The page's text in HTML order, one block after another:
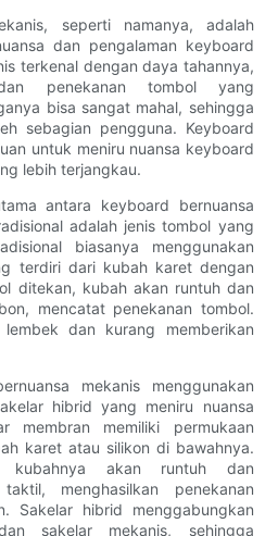
seperti namanya, adalah
dan pengalaman keyboard
terkenal dengan daya tahannya,
penekanan tombol yang
bisa sangat mahal, sehingga
sebagian pengguna. Keyboard
untuk meniru nuansa keyboard
lebih terjangkau.
antara keyboard bernuansa
adalah jenis tombol yang
biasanya menggunakan
terdiri dari kubah karet dengan
ditekan, kubah akan runtuh dan
mencatat penekanan tombol.
dan kurang memberikan
mekanis menggunakan
hibrid yang meniru nuansa
membran memiliki permukaan
karet atau silikon di bawahnya.
kubahnya akan runtuh dan
menghasilkan penekanan
Sakelar hibrid menggabungkan
sakelar mekanis, sehingga